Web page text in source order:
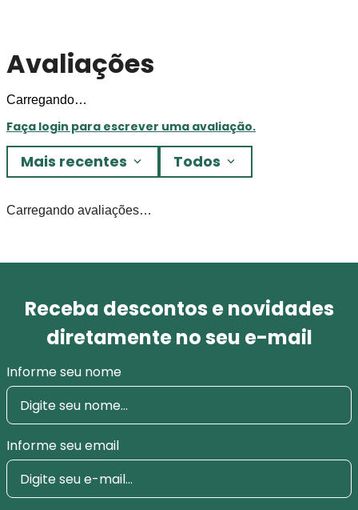
Avaliações
Carregando…
Faça login para escrever uma avaliação.
Mais recentes Todos
Carregando avaliações…
Receba descontos e novidades
diretamente no seu e-mail
Informe seu nome
Informe seu email